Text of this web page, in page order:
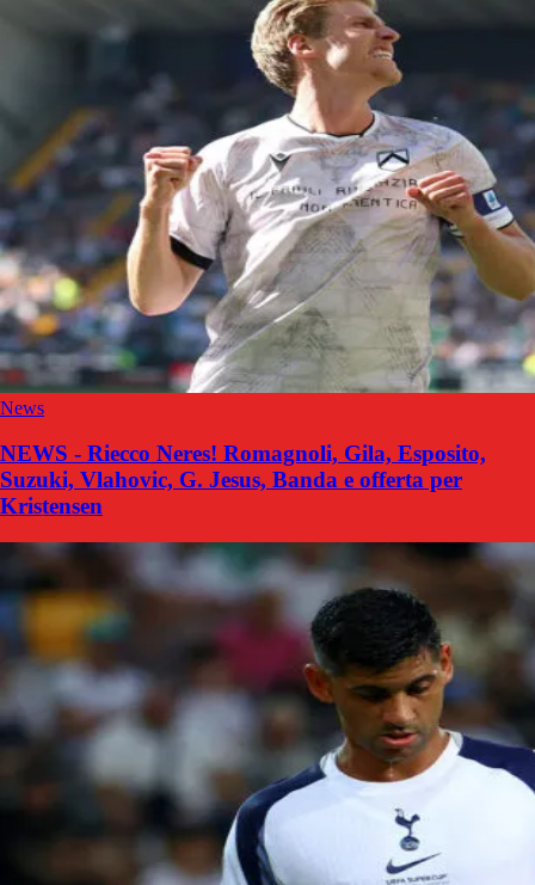
News
NEWS - Riecco Neres! Romagnoli, Gila, Esposito,
Suzuki, Vlahovic, G. Jesus, Banda e offerta per
Kristensen